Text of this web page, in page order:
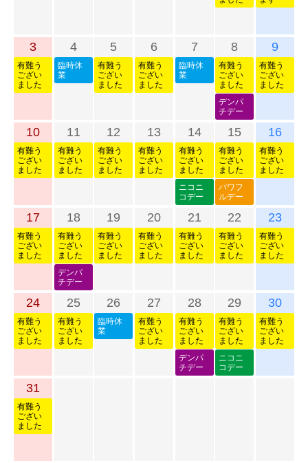
3
有難う
ござい
ました
4
臨時休
業
5
有難う
ござい
ました
6
有難う
ござい
ました
7
臨時休
業
8
有難う
ござい
ました
デンパ
チデー
9
有難う
ござい
ました
10
有難う
ござい
ました
11
有難う
ござい
ました
12
有難う
ござい
ました
13
有難う
ござい
ました
14
有難う
ござい
ました
ニコニ
コデー
15
有難う
ござい
ました
パワフ
ルデー
16
有難う
ござい
ました
17
有難う
ござい
ました
18
有難う
ござい
ました
デンパ
チデー
19
有難う
ござい
ました
20
有難う
ござい
ました
21
有難う
ござい
ました
22
有難う
ござい
ました
23
有難う
ござい
ました
24
有難う
ござい
ました
25
有難う
ござい
ました
26
臨時休
業
27
有難う
ござい
ました
28
有難う
ござい
ました
デンパ
チデー
29
有難う
ござい
ました
ニコニ
コデー
30
有難う
ござい
ました
31
有難う
ござい
ました